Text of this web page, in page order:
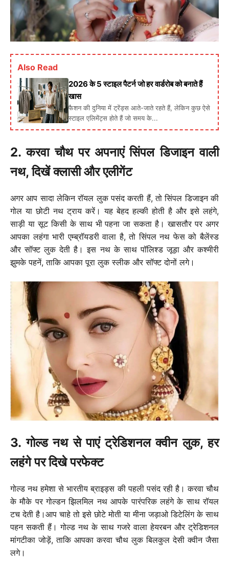
Also Read
2026 के 5 स्टाइल पैटर्न जो हर वार्डरोब को बनाते हैं
खास
फैशन की दुनिया में ट्रेंड्स आते-जाते रहते हैं, लेकिन कुछ ऐसे
स्टाइल एलिमेंट्स होते हैं जो समय के...
2. करवा चौथ पर अपनाएं सिंपल डिजाइन वाली
नथ, दिखें क्लासी और एलीगेंट
अगर आप सादा लेकिन रॉयल लुक पसंद करती हैं, तो सिंपल डिजाइन की
गोल या छोटी नथ ट्राय करें। यह बेहद हल्की होती है और इसे लहंगे,
साड़ी या सूट किसी के साथ भी पहना जा सकता है। खासतौर पर अगर
आपका लहंगा भारी एम्ब्रॉयडरी वाला है, तो सिंपल नथ फेस को बैलेंस्ड
और सॉफ्ट लुक देती है। इस नथ के साथ पॉलिश्ड जूड़ा और कश्मीरी
झुमके पहनें, ताकि आपका पूरा लुक स्लीक और सॉफ्ट दोनों लगे।
3. गोल्ड नथ से पाएं ट्रेडिशनल क्वीन लुक, हर
लहंगे पर दिखे परफेक्ट
गोल्ड नथ हमेशा से भारतीय ब्राइड्स की पहली पसंद रही है। करवा चौथ
के मौके पर गोल्डन झिलमिल नथ आपके पारंपरिक लहंगे के साथ रॉयल
टच देती है।आप चाहे तो इसे छोटे मोती या मीना जड़ाओ डिटेलिंग के साथ
पहन सकती हैं। गोल्ड नथ के साथ गजरे वाला हेयरबन और ट्रेडिशनल
मांगटीका जोड़ें, ताकि आपका करवा चौथ लुक बिलकुल देसी क्वीन जैसा
लगे।